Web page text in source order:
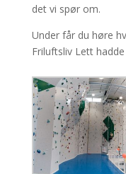
det vi spør om.
Under får du høre
Friluftsliv Lett